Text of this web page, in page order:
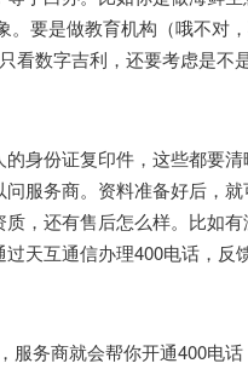
。要是做教育机构（哦不对
看数字吉利，还要考虑是
份证复印件，这些都要清
服务商。资料准备好后，
，还有售后怎么样。比如
天互通信办理400电话，反
务商就会帮你开通400电话